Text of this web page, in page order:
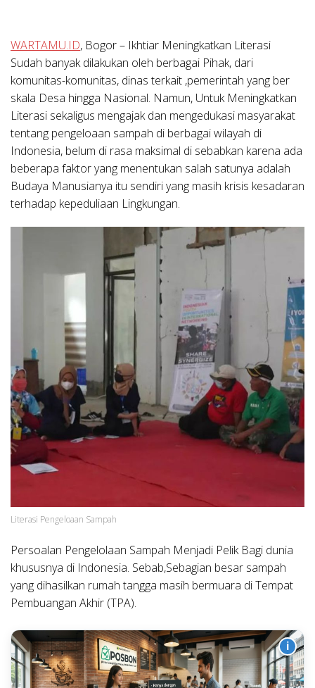
WARTAMU.ID, Bogor – Ikhtiar Meningkatkan Literasi
Sudah banyak dilakukan oleh berbagai Pihak, dari
komunitas-komunitas, dinas terkait ,pemerintah yang ber
skala Desa hingga Nasional. Namun, Untuk Meningkatkan
Literasi sekaligus mengajak dan mengedukasi masyarakat
tentang pengeloaan sampah di berbagai wilayah di
Indonesia, belum di rasa maksimal di sebabkan karena ada
beberapa faktor yang menentukan salah satunya adalah
Budaya Manusianya itu sendiri yang masih krisis kesadaran
terhadap kepeduliaan Lingkungan.
Literasi Pengeloaan Sampah
Persoalan Pengelolaan Sampah Menjadi Pelik Bagi dunia
khususnya di Indonesia. Sebab,Sebagian besar sampah
yang dihasilkan rumah tangga masih bermuara di Tempat
Pembuangan Akhir (TPA).
i